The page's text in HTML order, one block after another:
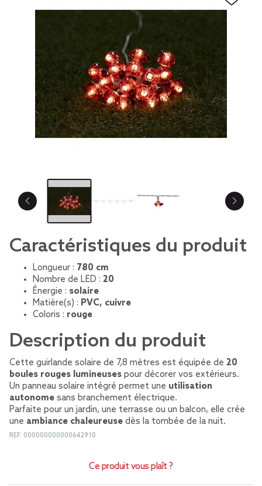
Caractéristiques du produit
Longueur : 780 cm
Nombre de LED : 20
Énergie : solaire
Matière(s) : PVC, cuivre
Coloris : rouge
Description du produit
Cette guirlande solaire de 7,8 mètres est équipée de 20
boules rouges lumineuses pour décorer vos extérieurs.
Un panneau solaire intégré permet une utilisation
autonome sans branchement électrique.
Parfaite pour un jardin, une terrasse ou un balcon, elle crée
une ambiance chaleureuse dès la tombée de la nuit.
REF. 000000000000642910
Ce produit vous plaît ?